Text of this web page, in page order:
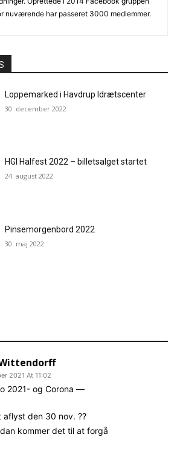
nuværende har passeret 3000 medlemmer.
Loppemarked i Havdrup Idrætscenter
30. december 2022
HGI Halfest 2022 – billetsalget startet
24. august 2022
Pinsemorgenbord 2022
30. maj 2022
2021 At 11:02
2021- og Corona —
aflyst den 30 nov. ??
kommer det til at forgå